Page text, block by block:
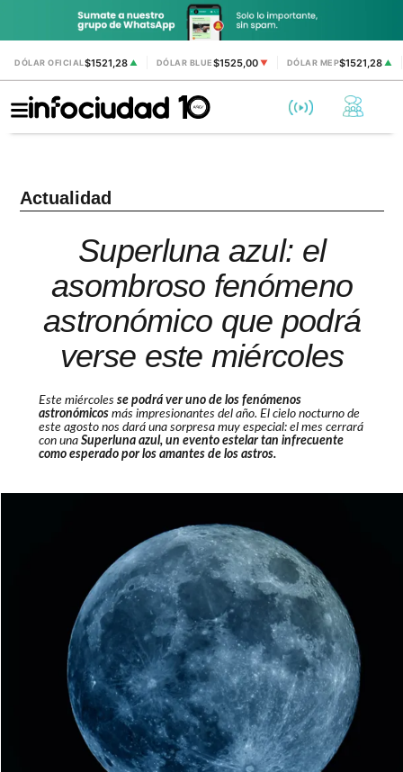
DÓLAR OFICIAL$1521,28 ▲ DÓLAR BLUE$1525,00 ▼ DÓLAR MEP$1521,28▲
Actualidad
Superluna azul: el
asombroso fenómeno
astronómico que podrá
verse este miércoles
Este miércoles se podrá ver uno de los fenómenos
astronómicosmás impresionantes del año. El cielo nocturno de
este agosto nos dará una sorpresa muy especial: el mes cerrará
con una Superluna azul, un evento estelar tan infrecuente
como esperado por los amantes de los astros.